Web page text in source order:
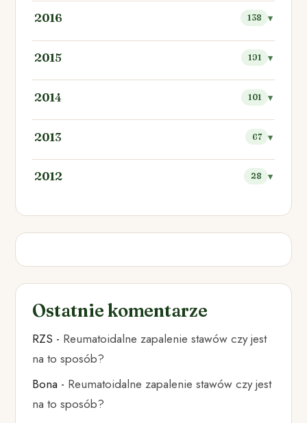
2016 138
2015 191
2014 101
2013 67
2012 28
Ostatnie komentarze
RZS - Reumatoidalne zapalenie stawów czy jest
na to sposób?
Bona - Reumatoidalne zapalenie stawów czy jest
na to sposób?